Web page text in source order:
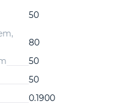
50
80
50
50
0.1900